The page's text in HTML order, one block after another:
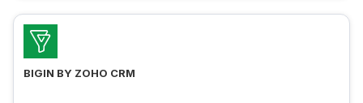
BIGIN BY ZOHO CRM